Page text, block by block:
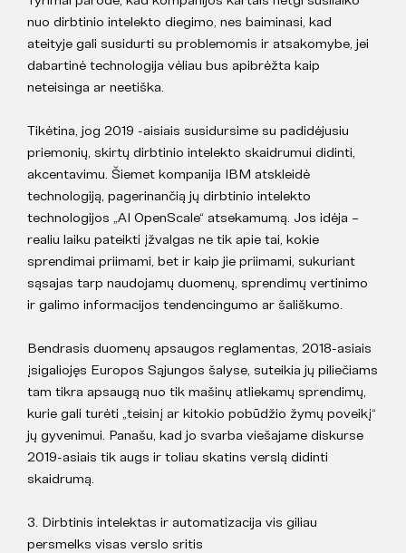
nuo dirbtinio intelekto diegimo, nes baiminasi, kad
ateityje gali susidurti su problemomis ir atsakomybe, jei
dabartinė technologija vėliau bus apibrėžta kaip
neteisinga ar neetiška.
Tikėtina, jog 2019 -aisiais susidursime su padidėjusiu
priemonių, skirtų dirbtinio intelekto skaidrumui didinti,
akcentavimu. Šiemet kompanija IBM atskleidė
technologiją, pagerinančią jų dirbtinio intelekto
technologijos „AI OpenScale“ atsekamumą. Jos idėja –
realiu laiku pateikti įžvalgas ne tik apie tai, kokie
sprendimai priimami, bet ir kaip jie priimami, sukuriant
sąsajas tarp naudojamų duomenų, sprendimų vertinimo
ir galimo informacijos tendencingumo ar šališkumo.
Bendrasis duomenų apsaugos reglamentas, 2018-asiais
įsigaliojęs Europos Sąjungos šalyse, suteikia jų piliečiams
tam tikra apsaugą nuo tik mašinų atliekamų sprendimų,
kurie gali turėti „teisinį ar kitokio pobūdžio žymų poveikį“
jų gyvenimui. Panašu, kad jo svarba viešajame diskurse
2019-asiais tik augs ir toliau skatins verslą didinti
skaidrumą.
3. Dirbtinis intelektas ir automatizacija vis giliau
persmelks visas verslo sritis